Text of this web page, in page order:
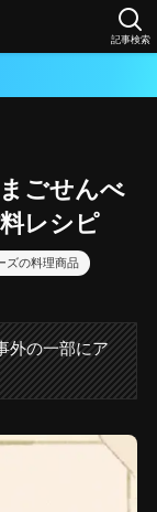
記事検索
ごせんべ
レシピ
ズの料理商品
外の一部にア